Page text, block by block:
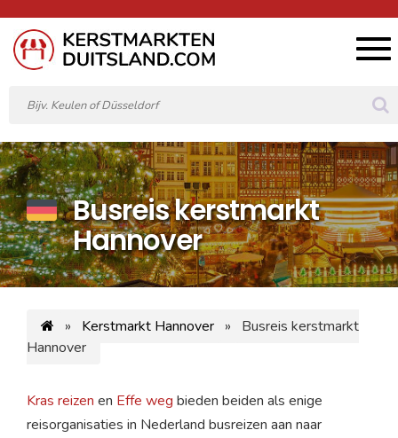
Busreis kerstmarkt
Hannover
» Kerstmarkt Hannover »
Busreis kerstmarkt
Hannover
Kras reizen en Effe weg bieden beiden als enige
reisorganisaties in Nederland busreizen aan naar